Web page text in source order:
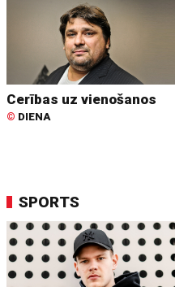
Cerības uz vienošanos
© DIENA
SPORTS